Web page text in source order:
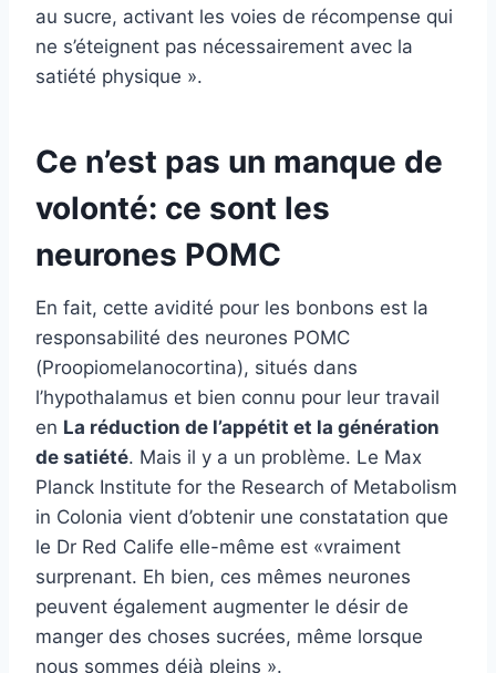
au sucre, activant les voies de récompense qui
ne s’éteignent pas nécessairement avec la
satiété physique ».
Ce n’est pas un manque de
volonté: ce sont les
neurones POMC
En fait, cette avidité pour les bonbons est la
responsabilité des neurones POMC
(Proopiomelanocortina), situés dans
l’hypothalamus et bien connu pour leur travail
en La réduction de l’appétit et la génération
de satiété. Mais il y a un problème. Le Max
Planck Institute for the Research of Metabolism
in Colonia vient d’obtenir une constatation que
le Dr Red Calife elle-même est «vraiment
surprenant. Eh bien, ces mêmes neurones
peuvent également augmenter le désir de
manger des choses sucrées, même lorsque
nous sommes déjà pleins ».